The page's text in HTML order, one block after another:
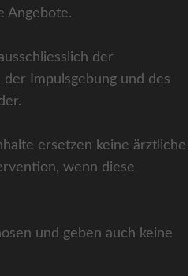
Angebote.
der
Impulsgebung und des
ersetzen keine ärztliche
wenn diese
und geben auch keine